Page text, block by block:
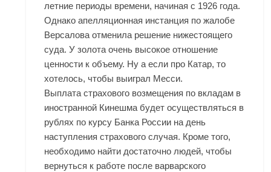
летние периоды времени, начиная с 1926 года.
Однако апелляционная инстанция по жалобе
Версалова отменила решение нижестоящего
суда. У золота очень высокое отношение
ценности к объему. Ну а если про Катар, то
хотелось, чтобы выиграл Месси.
Выплата страхового возмещения по вкладам в
иностранной Кинешма будет осуществляться в
рублях по курсу Банка России на день
наступления страхового случая. Кроме того,
необходимо найти достаточно людей, чтобы
вернуться к работе после варварского